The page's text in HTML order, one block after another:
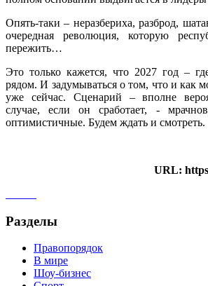
Опять-таки – неразбериха, разброд,
очередная революция, которую
пережить…
Это только кажется, что 2027 год –
рядом. И задумываться о том, что и как
уже сейчас. Сценарий – вполне
случае, если он сработает, -
оптимистичные. Будем ждать и смотреть.
URL:
Разделы
Правопорядок
В мире
Шоу-бизнес